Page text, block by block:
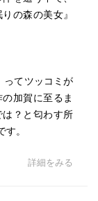
緒は事件につ
的なものでは
ものではない
てしまい、そ
封じのために
の森の美女』
ってツッコミが
加賀に至るま
？と匂わす所
。
詳細をみる